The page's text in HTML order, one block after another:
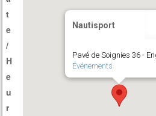
Nautisport
Pavé de Soignies 36 -
Événements
t
e
/
H
e
u
r